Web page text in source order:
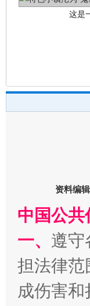
在谋
习近平
资料编
中国公
一、 遵守
担法律范
成伤害